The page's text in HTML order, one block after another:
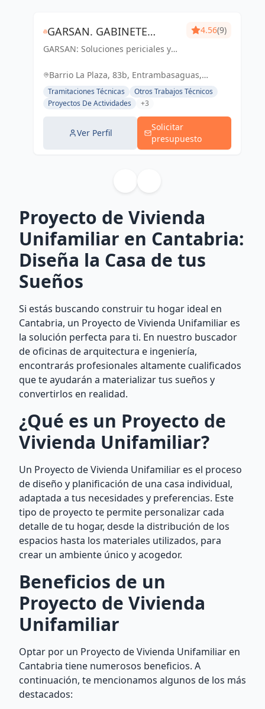
GARSAN. GABINETE
PERICIAL, GESTIÓN DE
PROYECTOS Y OBRAS.
GARSAN: Soluciones periciales y
excelencia y compromiso en
éxito.
4.56(9)
Barrio La Plaza, 83b, Entrambasaguas,
Cantabria, España, España
Tramitaciones Técnicas
Otros Trabajos Técnicos
Proyectos De Actividades
+3
Ver Perfil
Solicitar
presupuesto
Proyecto de Vivienda
Unifamiliar en Cantabria:
Diseña la Casa de tus
Sueños
Si estás buscando construir tu hogar ideal en
Cantabria, un Proyecto de Vivienda Unifamiliar es
la solución perfecta para ti. En nuestro buscador
de oficinas de arquitectura e ingeniería,
encontrarás profesionales altamente cualificados
que te ayudarán a materializar tus sueños y
convertirlos en realidad.
¿Qué es un Proyecto de
Vivienda Unifamiliar?
Un Proyecto de Vivienda Unifamiliar es el proceso
de diseño y planificación de una casa individual,
adaptada a tus necesidades y preferencias. Este
tipo de proyecto te permite personalizar cada
detalle de tu hogar, desde la distribución de los
espacios hasta los materiales utilizados, para
crear un ambiente único y acogedor.
Beneficios de un
Proyecto de Vivienda
Unifamiliar
Optar por un Proyecto de Vivienda Unifamiliar en
Cantabria tiene numerosos beneficios. A
continuación, te mencionamos algunos de los más
destacados: